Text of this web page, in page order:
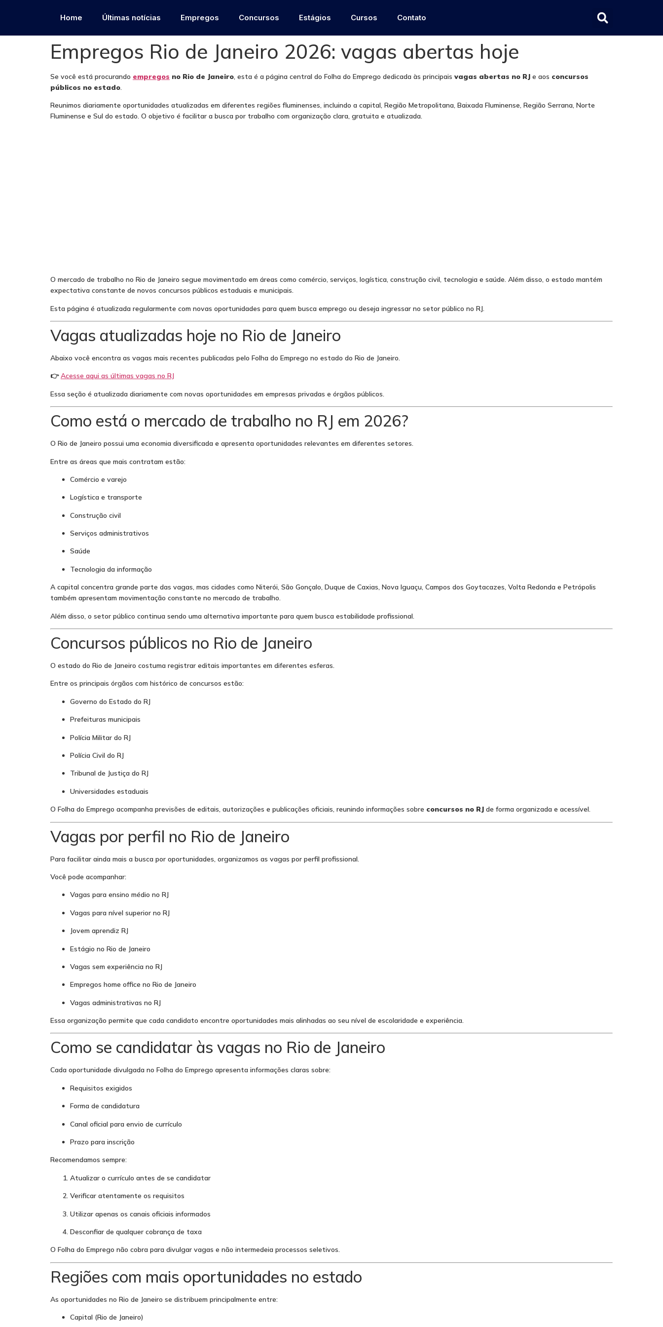
Home Últimas notícias Empregos Concursos Estágios Cursos Contato
Empregos Rio de Janeiro 2026: vagas abertas hoje
Se você está procurando empregos no Rio de Janeiro, esta é a página central do Folha do Emprego dedicada às principais vagas abertas no RJ e aos concursos
públicos no estado.
Reunimos diariamente oportunidades atualizadas em diferentes regiões fluminenses, incluindo a capital, Região Metropolitana, Baixada Fluminense, Região Serrana, Norte
Fluminense e Sul do estado. O objetivo é facilitar a busca por trabalho com organização clara, gratuita e atualizada.
O mercado de trabalho no Rio de Janeiro segue movimentado em áreas como comércio, serviços, logística, construção civil, tecnologia e saúde. Além disso, o estado mantém
expectativa constante de novos concursos públicos estaduais e municipais.
Esta página é atualizada regularmente com novas oportunidades para quem busca emprego ou deseja ingressar no setor público no RJ.
Vagas atualizadas hoje no Rio de Janeiro
Abaixo você encontra as vagas mais recentes publicadas pelo Folha do Emprego no estado do Rio de Janeiro.
👉Acesse aqui as últimas vagas no RJ
Essa seção é atualizada diariamente com novas oportunidades em empresas privadas e órgãos públicos.
Como está o mercado de trabalho no RJ em 2026?
O Rio de Janeiro possui uma economia diversificada e apresenta oportunidades relevantes em diferentes setores.
Entre as áreas que mais contratam estão:
Comércio e varejo
Logística e transporte
Construção civil
Serviços administrativos
Saúde
Tecnologia da informação
A capital concentra grande parte das vagas, mas cidades como Niterói, São Gonçalo, Duque de Caxias, Nova Iguaçu, Campos dos Goytacazes, Volta Redonda e Petrópolis
também apresentam movimentação constante no mercado de trabalho.
Além disso, o setor público continua sendo uma alternativa importante para quem busca estabilidade profissional.
Concursos públicos no Rio de Janeiro
O estado do Rio de Janeiro costuma registrar editais importantes em diferentes esferas.
Entre os principais órgãos com histórico de concursos estão:
Governo do Estado do RJ
Prefeituras municipais
Polícia Militar do RJ
Polícia Civil do RJ
Tribunal de Justiça do RJ
Universidades estaduais
O Folha do Emprego acompanha previsões de editais, autorizações e publicações oficiais, reunindo informações sobre concursos no RJ de forma organizada e acessível.
Vagas por perfil no Rio de Janeiro
Para facilitar ainda mais a busca por oportunidades, organizamos as vagas por perfil profissional.
Você pode acompanhar:
Vagas para ensino médio no RJ
Vagas para nível superior no RJ
Jovem aprendiz RJ
Estágio no Rio de Janeiro
Vagas sem experiência no RJ
Empregos home office no Rio de Janeiro
Vagas administrativas no RJ
Essa organização permite que cada candidato encontre oportunidades mais alinhadas ao seu nível de escolaridade e experiência.
Como se candidatar às vagas no Rio de Janeiro
Cada oportunidade divulgada no Folha do Emprego apresenta informações claras sobre:
Requisitos exigidos
Forma de candidatura
Canal oficial para envio de currículo
Prazo para inscrição
Recomendamos sempre:
Atualizar o currículo antes de se candidatar
Verificar atentamente os requisitos
Utilizar apenas os canais oficiais informados
Desconfiar de qualquer cobrança de taxa
O Folha do Emprego não cobra para divulgar vagas e não intermedeia processos seletivos.
Regiões com mais oportunidades no estado
As oportunidades no Rio de Janeiro se distribuem principalmente entre:
Capital (Rio de Janeiro)